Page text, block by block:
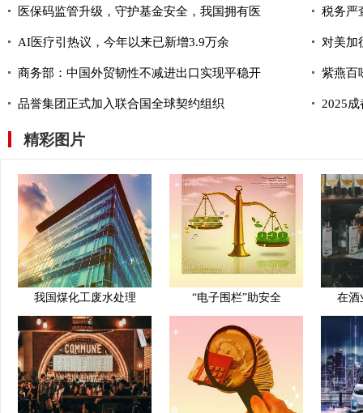
医保码监管升级，守护基金安全，我国拥有医 税务严
AI医疗引热议，今年以来已新增3.9万余 对美加
商务部：中国外贸韧性不减进出口实现平稳开 紫燕百
品誉集团正式加入联合国全球契约组织 2025
精彩图片
我国煤化工废水处理 “电子围栏”助安全 在酒